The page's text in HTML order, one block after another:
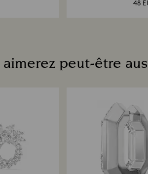
48
aimerez peut-être